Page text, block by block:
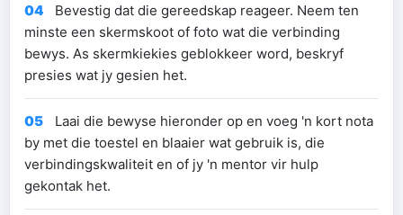
04
Bevestig dat die gereedskap reageer. Neem ten
minste een skermskoot of foto wat die verbinding
bewys. As skermkiekies geblokkeer word, beskryf
presies wat jy gesien het.
05
Laai die bewyse hieronder op en voeg 'n kort nota
by met die toestel en blaaier wat gebruik is, die
verbindingskwaliteit en of jy 'n mentor vir hulp
gekontak het.